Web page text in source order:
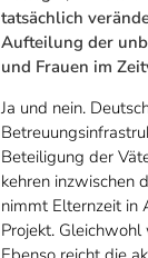
tatsächlich
Aufteilung der
und Frauen im
Ja und nein.
Beteiligung der
kehren inzwischen
nimmt Elternzeit in
Projekt.